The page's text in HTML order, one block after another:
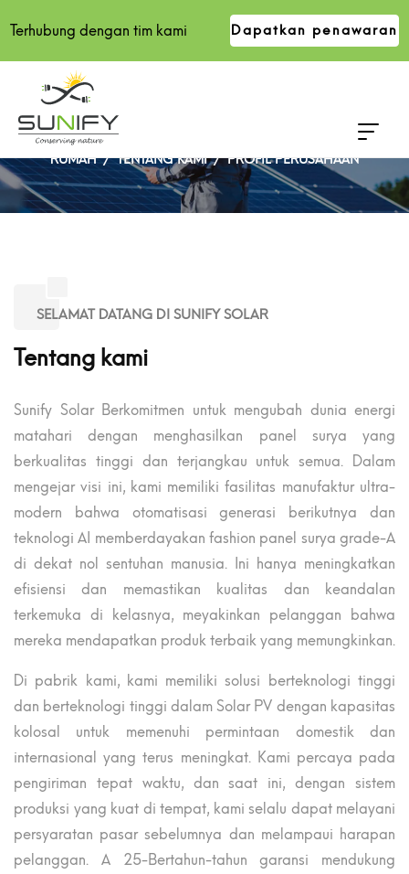
Terhubung dengan tim kami Dapatkan penawaran
PROFIL PERUSAHAAN
RUMAH TENTANG KAMI PROFIL PERUSAHAAN
SELAMAT DATANG DI SUNIFY SOLAR
Tentang kami
Sunify Solar Berkomitmen untuk mengubah dunia energi
matahari dengan menghasilkan panel surya yang
berkualitas tinggi dan terjangkau untuk semua. Dalam
mengejar visi ini, kami memiliki fasilitas manufaktur ultra-
modern bahwa otomatisasi generasi berikutnya dan
teknologi AI memberdayakan fashion panel surya grade-A
di dekat nol sentuhan manusia. Ini hanya meningkatkan
efisiensi dan memastikan kualitas dan keandalan
terkemuka di kelasnya, meyakinkan pelanggan bahwa
mereka mendapatkan produk terbaik yang memungkinkan.
Di pabrik kami, kami memiliki solusi berteknologi tinggi
dan berteknologi tinggi dalam Solar PV dengan kapasitas
kolosal untuk memenuhi permintaan domestik dan
internasional yang terus meningkat. Kami percaya pada
pengiriman tepat waktu, dan saat ini, dengan sistem
produksi yang kuat di tempat, kami selalu dapat melayani
persyaratan pasar sebelumnya dan melampaui harapan
pelanggan. A 25-Bertahun-tahun garansi mendukung